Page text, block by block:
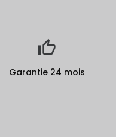
Garantie 24 mois